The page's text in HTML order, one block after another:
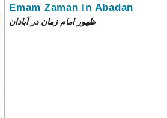
Emam Zaman in Abadan
ظهور امام زمان در آبادان